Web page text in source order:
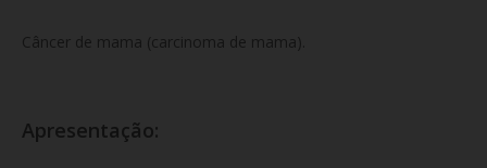
Câncer de mama (carcinoma de mama).
Apresentação: